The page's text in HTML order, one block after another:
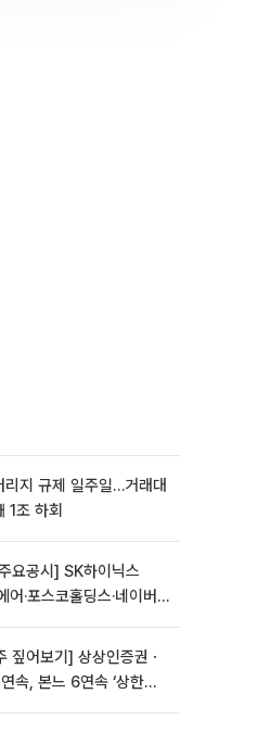
리지 규제 일주일…거래대
1조 하회
요공시] SK하이닉스
어·포스코홀딩스·네이버·
짚어보기] 상상인증권ㆍ
속, 본느 6연속 ‘상한